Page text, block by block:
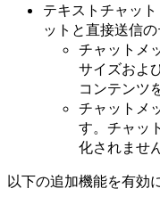
テキストチャッ
ットと直接送信の
チャットメ
サイズおよ
コンテンツ
チャットメ
す。チャッ
化されません
以下の追加機能を有効